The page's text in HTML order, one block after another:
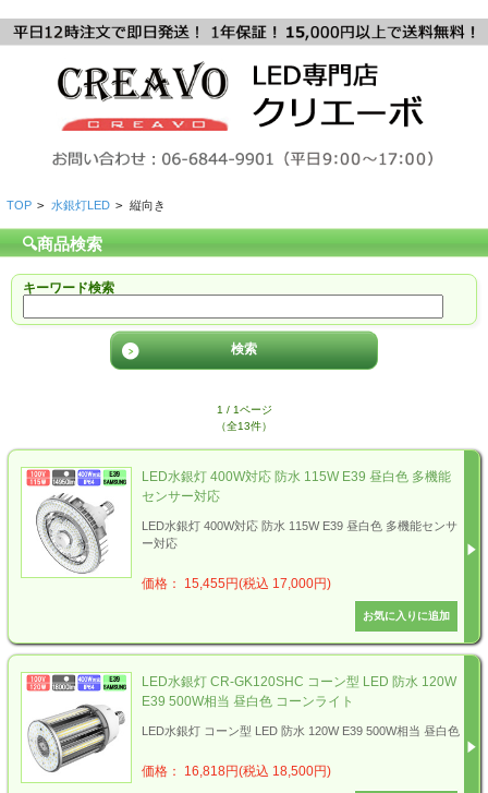
TOP > 水銀灯LED > 縦向き
🔍商品検索
キーワード検索
1 / 1ページ
（全13件）
LED水銀灯 400W対応 防水 115W E39 昼白色 多機能
センサー対応
LED水銀灯 400W対応 防水 115W E39 昼白色 多機能センサ
ー対応
価格： 15,455円(税込 17,000円)
LED水銀灯 CR-GK120SHC コーン型 LED 防水 120W
E39 500W相当 昼白色 コーンライト
LED水銀灯 コーン型 LED 防水 120W E39 500W相当 昼白色
価格： 16,818円(税込 18,500円)